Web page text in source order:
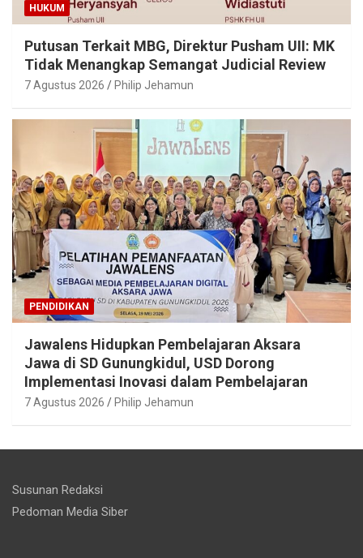
HUKUM
Putusan Terkait MBG, Direktur Pusham UII: MK
Tidak Menangkap Semangat Judicial Review
7 Agustus 2026 Philip Jehamun
PENDIDIKAN
Jawalens Hidupkan Pembelajaran Aksara
Jawa di SD Gunungkidul, USD Dorong
Implementasi Inovasi dalam Pembelajaran
7 Agustus 2026 Philip Jehamun
Susunan Redaksi
Pedoman Media Siber